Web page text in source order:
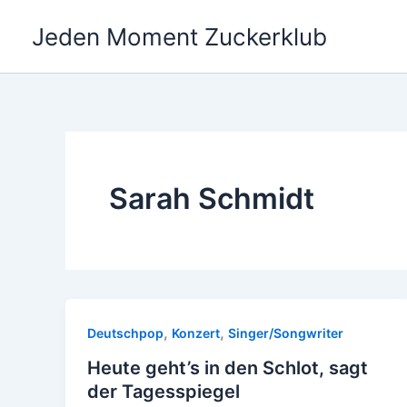
Jeden Moment Zuckerklub
Sarah Schmidt
Deutschpop, Konzert, Singer/Songwriter
Heute geht’s in den Schlot, sagt
der Tagesspiegel